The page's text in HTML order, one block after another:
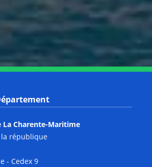
Notre page Youtube
La Charente-Maritime
république
- Cedex 9